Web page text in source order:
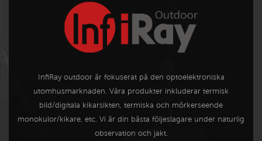
InfiRay outdoor är fokuserat på den optoelektroniska
utomhusmarknaden. Våra produkter inkluderar termisk
bild/digitala kikarsikten, termiska och mörkerseende
monokulor/kikare, etc. Vi är din bästa följeslagare under naturlig
observation och jakt.